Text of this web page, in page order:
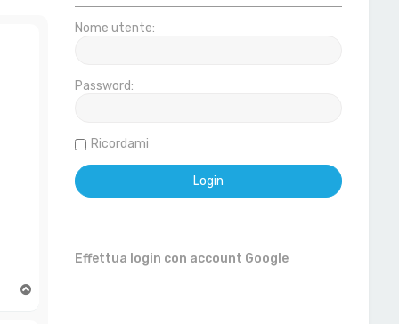
Nome utente:
Password:
Ricordami
Effettua login con account Google